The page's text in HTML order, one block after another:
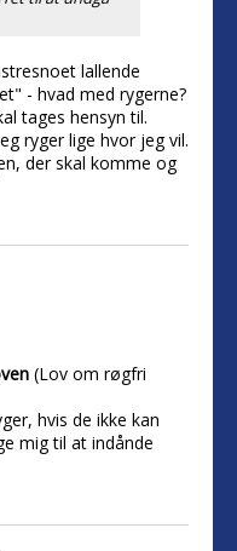
lallende
- hvad med rygerne?
tages hensyn til.
ryger lige hvor jeg vil.
der skal komme og
(Lov om røgfri
hvis de ikke kan
mig til at indånde